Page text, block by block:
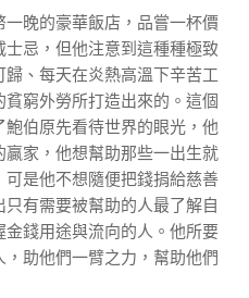
晚的豪華飯店，品嘗一杯價
忌，但他注意到這種種極致
、每天在炎熱高溫下辛苦工
窮外勞所打造出來的。這個
伯原先看待世界的眼光，他
家，他想幫助那些一出生就
是他不想隨便把錢捐給慈善
有需要被幫助的人最了解自
錢用途與流向的人。他所要
助他們一臂之力，幫助他們